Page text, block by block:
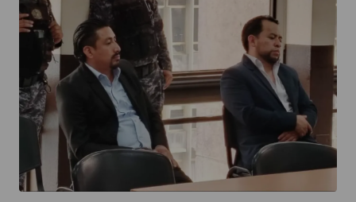
LOS EXINTEGRANTES DE LA JUNTA DIRECTIVA DE LOS 48
CANTONES DE TOTONICAPÁN, LUIS PACHECO Y HÉCTOR